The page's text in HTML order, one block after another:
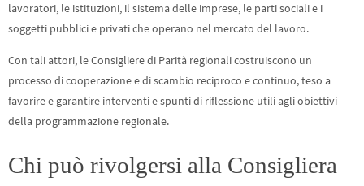
lavoratori, le istituzioni, il sistema delle imprese, le parti sociali e i
soggetti pubblici e privati che operano nel mercato del lavoro.
Con tali attori, le Consigliere di Parità regionali costruiscono un
processo di cooperazione e di scambio reciproco e continuo, teso a
favorire e garantire interventi e spunti di riflessione utili agli obiettivi
della programmazione regionale.
Chi può rivolgersi alla Consigliera